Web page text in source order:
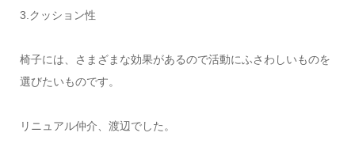
3.クッション性
椅子には、さまざまな効果があるので活動にふさわしいものを
選びたいものです。
リニュアル仲介、渡辺でした。